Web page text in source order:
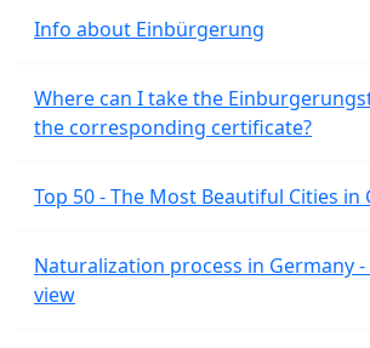
Info about Einbürgerung
Where can I take the
the corresponding certificate?
Top 50 - The Most Beautiful Cities in
Naturalization process in Germany
view